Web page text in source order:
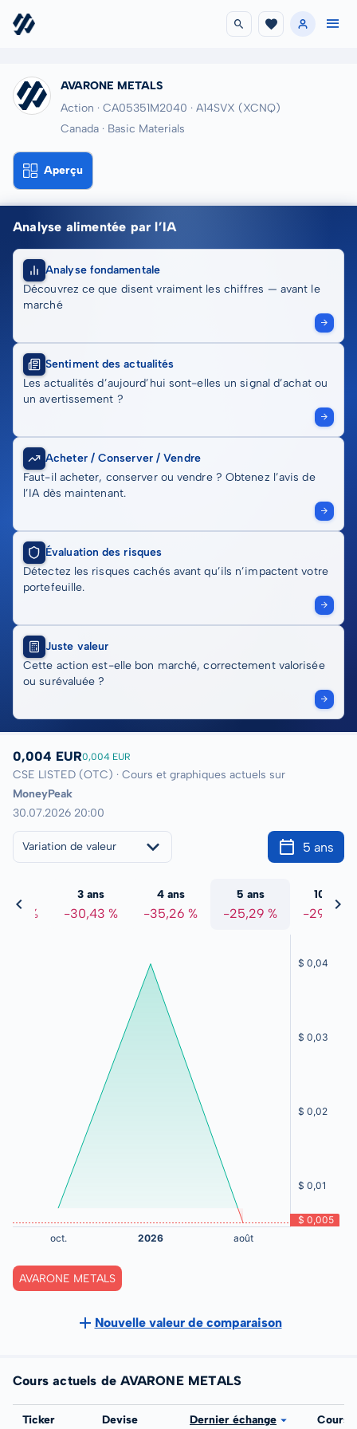
AVARONE METALS
Action · CA05351M2040 · A14SVX (XCNQ)
Canada · Basic Materials
Aperçu
Analyse alimentée par l’IA
Analyse fondamentale
Découvrez ce que disent vraiment les chiffres — avant le
marché
Sentiment des actualités
Les actualités d’aujourd’hui sont-elles un signal d’achat ou
un avertissement ?
Acheter / Conserver / Vendre
Faut-il acheter, conserver ou vendre ? Obtenez l’avis de
l’IA dès maintenant.
Évaluation des risques
Détectez les risques cachés avant qu’ils n’impactent votre
portefeuille.
Juste valeur
Cette action est-elle bon marché, correctement valorisée
ou surévaluée ?
0,004 EUR0,004 EUR
CSE LISTED (OTC) · Cours et graphiques actuels sur
MoneyPeak
30.07.2026 20:00
Variation de valeur 5 ans
%
3 ans
-30,43 %
4 ans
-35,26 %
5 ans
-25,29 %
10 ans
-29,58 %
AVARONE METALS
Nouvelle valeur de comparaison
Cours actuels de AVARONE METALS
Bourse
Ticker Devise Dernier échange Cours